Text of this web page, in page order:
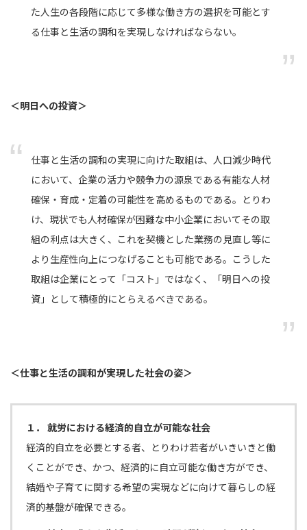
た人生の各段階に応じて多様な働き方の選択を可能とす
る仕事と生活の調和を実現しなければならない。
＜明日への投資＞
仕事と生活の調和の実現に向けた取組は、人口減少時代
において、企業の活力や競争力の源泉である有能な人材
確保・育成・定着の可能性を高めるものである。とりわ
け、現状でも人材確保が困難な中小企業においてその取
組の利点は大きく、これを契機とした業務の見直し等に
より生産性向上につなげることも可能である。こうした
取組は企業にとって「コスト」ではなく、「明日への投
資」として積極的にとらえるべきである。
＜仕事と生活の調和が実現した社会の姿＞
１． 就労における経済的自立が可能な社会
経済的自立を必要とする者、とりわけ若者がいきいきと働
くことができ、かつ、経済的に自立可能な働き方ができ、
結婚や子育てに関する希望の実現などに向けて暮らしの経
済的基盤が確保できる。